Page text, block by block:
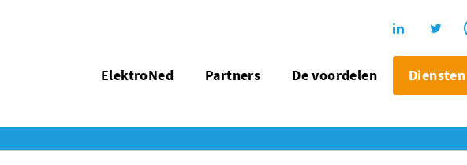
ElektroNed Partners De voordelen Diensten